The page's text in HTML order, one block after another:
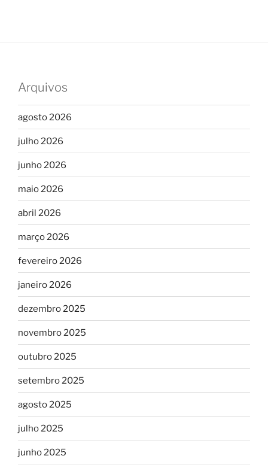
Arquivos
agosto 2026
julho 2026
junho 2026
maio 2026
abril 2026
março 2026
fevereiro 2026
janeiro 2026
dezembro 2025
novembro 2025
outubro 2025
setembro 2025
agosto 2025
julho 2025
junho 2025